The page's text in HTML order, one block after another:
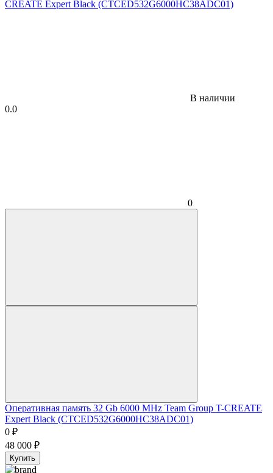
В наличии
0.0
0
Оперативная память 32 Gb 6000 MHz Team Group T-CREATE
Expert Black (CTCED532G6000HC38ADC01)
0 ₽
48 000 ₽
Купить